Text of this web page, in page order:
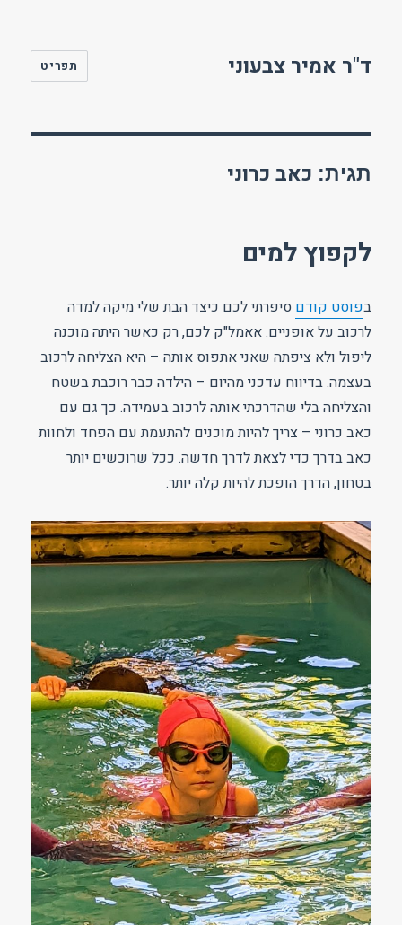
ד"ר אמיר צבעוני תפריט
תגית: כאב כרוני
לקפוץ למים
בפוסט קודם סיפרתי לכם כיצד הבת שלי מיקה למדה
לרכוב על אופניים. אאמל"ק לכם, רק כאשר היתה מוכנה
ליפול ולא ציפתה שאני אתפוס אותה – היא הצליחה לרכוב
בעצמה. בדיווח עדכני מהיום – הילדה כבר רוכבת בשטח
והצליחה בלי שהדרכתי אותה לרכוב בעמידה. כך גם עם
כאב כרוני – צריך להיות מוכנים להתעמת עם הפחד ולחוות
כאב בדרך כדי לצאת לדרך חדשה. ככל שרוכשים יותר
בטחון, הדרך הופכת להיות קלה יותר.